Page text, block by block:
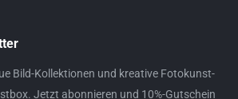
Bild-Kollektionen und kreative Fotokunst-
Jetzt abonnieren und 10%-Gutschein